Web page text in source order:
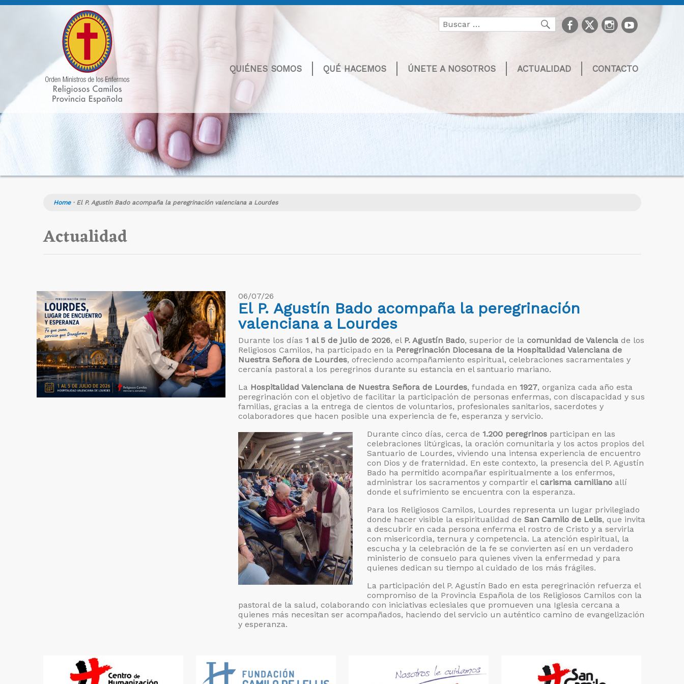
Buscar
por:
Buscarfacebook
TwitterInstagram
youtube
QUIÉNES SOMOS QUÉ HACEMOS ÚNETE A NOSOTROS ACTUALIDAD CONTACTO
Home· El P. Agustín Bado acompaña la peregrinación valenciana a Lourdes
Actualidad
06/07/26
El P. Agustín Bado acompaña la peregrinación
valenciana a Lourdes
Durante los días 1 al 5 de julio de 2026, el P. Agustín Bado, superior de la comunidad de Valencia de los
Religiosos Camilos, ha participado en la Peregrinación Diocesana de la Hospitalidad Valenciana de
Nuestra Señora de Lourdes, ofreciendo acompañamiento espiritual, celebraciones sacramentales y
cercanía pastoral a los peregrinos durante su estancia en el santuario mariano.
La Hospitalidad Valenciana de Nuestra Señora de Lourdes, fundada en 1927, organiza cada año esta
peregrinación con el objetivo de facilitar la participación de personas enfermas, con discapacidad y sus
familias, gracias a la entrega de cientos de voluntarios, profesionales sanitarios, sacerdotes y
colaboradores que hacen posible una experiencia de fe, esperanza y servicio.
Durante cinco días, cerca de 1.200 peregrinos participan en las
celebraciones litúrgicas, la oración comunitaria y los actos propios del
Santuario de Lourdes, viviendo una intensa experiencia de encuentro
con Dios y de fraternidad. En este contexto, la presencia del P. Agustín
Bado ha permitido acompañar espiritualmente a los enfermos,
administrar los sacramentos y compartir el carisma camiliano allí
donde el sufrimiento se encuentra con la esperanza.
Para los Religiosos Camilos, Lourdes representa un lugar privilegiado
donde hacer visible la espiritualidad de San Camilo de Lelis, que invita
a descubrir en cada persona enferma el rostro de Cristo y a servirla
con misericordia, ternura y competencia. La atención espiritual, la
escucha y la celebración de la fe se convierten así en un verdadero
ministerio de consuelo para quienes viven la enfermedad y para
quienes dedican su tiempo al cuidado de los más frágiles.
La participación del P. Agustín Bado en esta peregrinación refuerza el
compromiso de la Provincia Española de los Religiosos Camilos con la
pastoral de la salud, colaborando con iniciativas eclesiales que promueven una Iglesia cercana a
quienes más necesitan ser acompañados, haciendo del servicio un auténtico camino de evangelización
y esperanza.